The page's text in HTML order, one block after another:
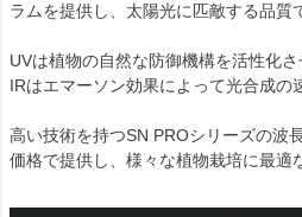
ラムを提供し、太陽光に匹敵する品質
UVは植物の自然な防御機構を活性化さ
IRはエマーソン効果によって光合成の
高い技術を持つSN PROシリーズの波
価格で提供し、様々な植物栽培に最適